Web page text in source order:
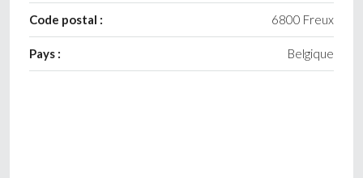
Code postal : 6800 Freux
Pays : Belgique